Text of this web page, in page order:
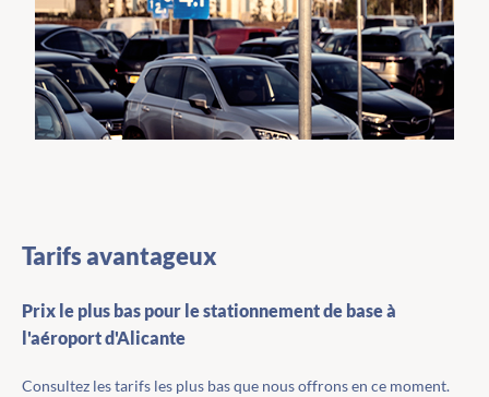
Tarifs avantageux
Prix le plus bas pour le stationnement de base à
l'aéroport d'Alicante
Consultez les tarifs les plus bas que nous offrons en ce moment.